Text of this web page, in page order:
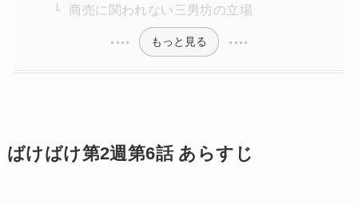
商売に関われない三男坊の立場
もっと見る
ばけばけ第2週第6話 あらすじ